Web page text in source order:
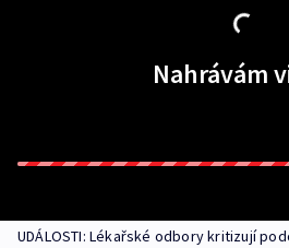
Nahrávám
UDÁLOSTI: Lékařské odbory kritizují